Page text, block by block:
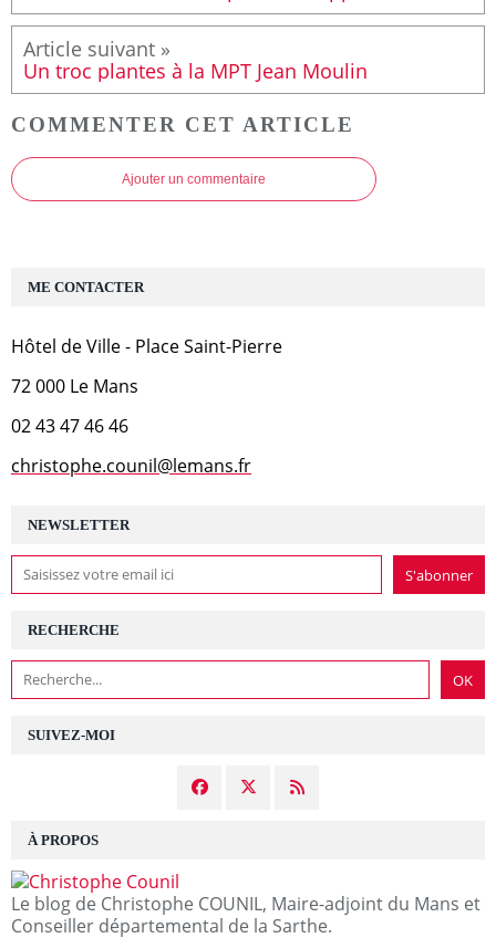
Un troc plantes à la MPT Jean Moulin
COMMENTER CET ARTICLE
Ajouter un commentaire
NEWSLETTER
SUIVEZ-MOI
RECHERCHE
À PROPOS
Le blog de Christophe COUNIL, Maire-adjoint du Mans et
Conseiller départemental de la Sarthe.
ME CONTACTER
Hôtel de Ville - Place Saint-Pierre
72 000 Le Mans
02 43 47 46 46
christophe.counil@lemans.fr